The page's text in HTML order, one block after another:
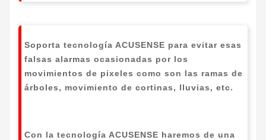
Soporta tecnología ACUSENSE para evitar esas
falsas alarmas ocasionadas por los
movimientos de pixeles como son las ramas de
árboles, movimiento de cortinas, lluvias, etc.
Con la tecnología ACUSENSE haremos de una